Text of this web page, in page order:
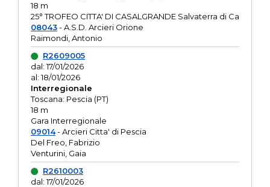
18 m
25° TROFEO CITTA' DI CASALGRANDE Salvaterra di Ca
08043- A.S.D. Arcieri Orione
Raimondi, Antonio
R2609005
dal: 17/01/2026
al: 18/01/2026
Interregionale
Toscana: Pescia (PT)
18 m
Gara Interregionale
09014- Arcieri Citta' di Pescia
Del Freo, Fabrizio
Venturini, Gaia
R2610003
dal: 17/01/2026